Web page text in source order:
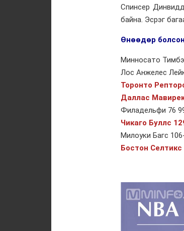
Спинсер
байна. Эсрэг
Өнөөдөр
Минносато
Лос Анжелес
Торонто
Даллас
Филадельфи 76
Чикаго Буллс
Милоуки Багс
Бостон Селтикс